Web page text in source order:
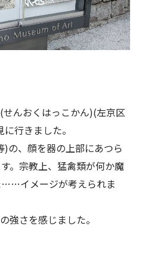
んおくはっこかん)(左京区
行きました。
の、顔を器の上部にあつら
。宗教上、猛禽類が何か魔
……イメージが考えられま
強さを感じました。